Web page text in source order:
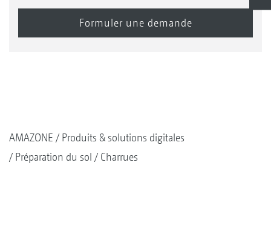
AMAZONE
Produits & solutions digitales
Préparation du sol
Charrues